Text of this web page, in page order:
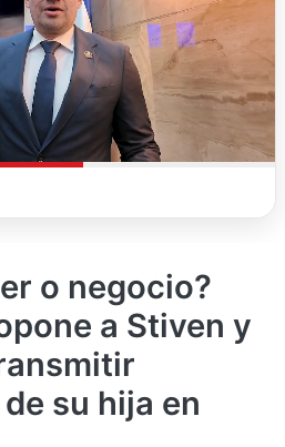
o negocio?
a Stiven y
su hija en